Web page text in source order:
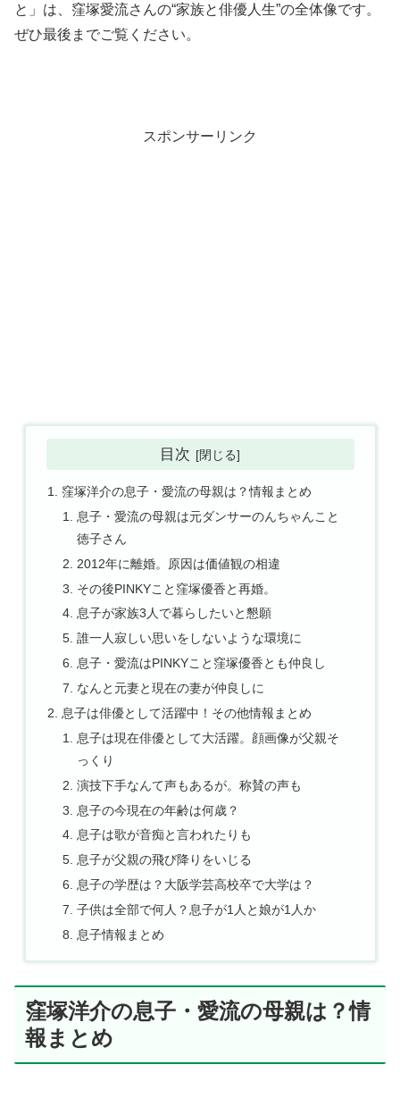
と」は、窪塚愛流さんの“家族と俳優人生”の全体像です。
ぜひ最後までご覧ください。
スポンサーリンク
目次
窪塚洋介の息子・愛流の母親は？情報まとめ
息子・愛流の母親は元ダンサーのんちゃんこと
徳子さん
2012年に離婚。原因は価値観の相違
その後PINKYこと窪塚優香と再婚。
息子が家族3人で暮らしたいと懇願
誰一人寂しい思いをしないような環境に
息子・愛流はPINKYこと窪塚優香とも仲良し
なんと元妻と現在の妻が仲良しに
息子は俳優として活躍中！その他情報まとめ
息子は現在俳優として大活躍。顔画像が父親そ
っくり
演技下手なんて声もあるが。称賛の声も
息子の今現在の年齢は何歳？
息子は歌が音痴と言われたりも
息子が父親の飛び降りをいじる
息子の学歴は？大阪学芸高校卒で大学は？
子供は全部で何人？息子が1人と娘が1人か
息子情報まとめ
窪塚洋介の息子・愛流の母親は？情
報まとめ